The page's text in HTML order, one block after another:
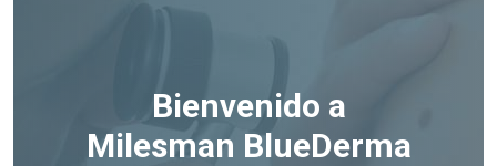
Bienvenido a
Milesman BlueDerma